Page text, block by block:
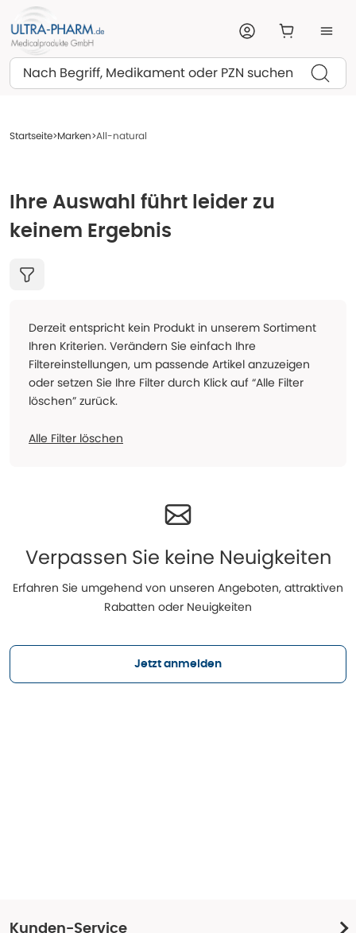
Suchen
Startseite Marken All-natural
Ihre Auswahl führt leider zu
keinem Ergebnis
Derzeit entspricht kein Produkt in unserem Sortiment
Ihren Kriterien. Verändern Sie einfach Ihre
Filtereinstellungen, um passende Artikel anzuzeigen
oder setzen Sie Ihre Filter durch Klick auf “Alle Filter
löschen” zurück.
Alle Filter löschen
Verpassen Sie keine Neuigkeiten
Erfahren Sie umgehend von unseren Angeboten, attraktiven
Rabatten oder Neuigkeiten
Jetzt anmelden
Kunden-Service